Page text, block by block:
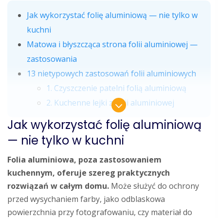
Jak wykorzystać folię aluminiową — nie tylko w
kuchni
Matowa i błyszcząca strona folii aluminiowej —
zastosowania
13 nietypowych zastosowań folii aluminiowych
1. Czyszczenie patelni folią aluminiową
2. Kuchenne lejki z folii aluminiowej
Jak wykorzystać folię aluminiową
— nie tylko w kuchni
Folia aluminiowa, poza zastosowaniem
kuchennym, oferuje szereg praktycznych
rozwiązań w całym domu. Może służyć do ochrony
przed wysychaniem farby, jako odblaskowa
powierzchnia przy fotografowaniu, czy materiał do